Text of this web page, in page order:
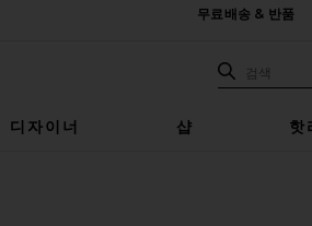
무료배송 & 반품
검색
디자이너 샵 핫